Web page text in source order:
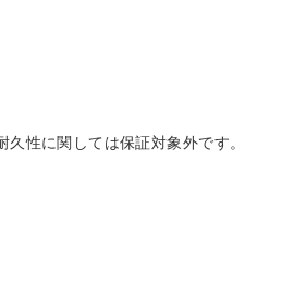
性に関しては保証対象外です。